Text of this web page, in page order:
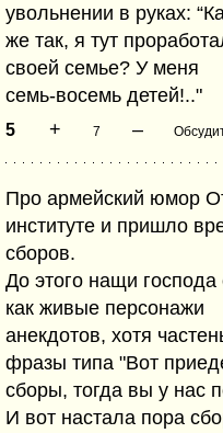
увольнении в руках:
же так, я тут
своей семье? У меня
семь-восемь детей!.."
5 + 7 –
Про армейский юмор
институте и пришло
сборов.
До этого нащи
как живые персонажи
анекдотов, хотя
фразы типа "Вот
сборы, тогда вы у нас
И вот настала пора